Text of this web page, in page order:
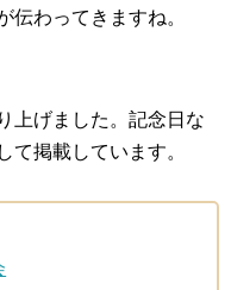
伝わってきますね。
上げました。記念日な
て掲載しています。